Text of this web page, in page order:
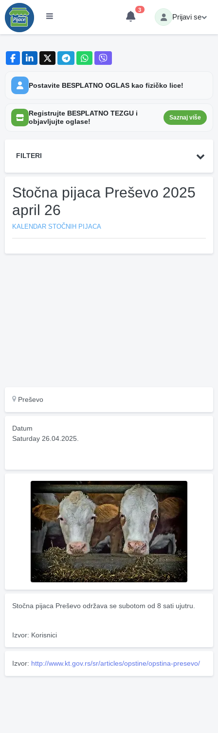
3
Prijavi se
Postavite BESPLATNO OGLAS kao fizičko lice!
Registrujte BESPLATNO TEZGU i
objavljujte oglase!
Saznaj više
FILTERI
Stočna pijaca Preševo 2025
april 26
KALENDAR STOČNIH PIJACA
Preševo
Datum
Saturday 26.04.2025.
Stočna pijaca Preševo održava se subotom od 8 sati ujutru.
Izvor: Korisnici
Izvor: http://www.kt.gov.rs/sr/articles/opstine/opstina-presevo/